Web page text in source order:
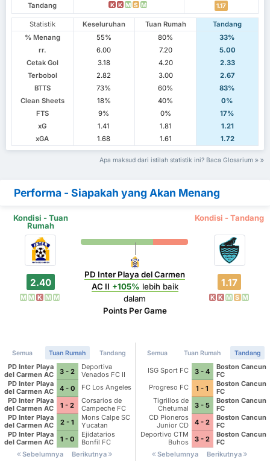
Tandang K K M S M 1.17
Statistik Keseluruhan Tuan Rumah
Tandang
% Menang
55% 80%
33%
rr.
6.00 7.20
5.00
Cetak Gol
3.18 4.20
2.33
Terbobol
2.82 3.00
2.67
BTTS
73% 60%
83%
Clean Sheets
18% 40%
0%
FTS
9% 0%
17%
xG
1.41 1.81
1.21
xGA
1.68 1.61 1.72
Apa maksud dari istilah statistik ini? Baca Glosarium
Performa - Siapakah yang Akan Menang
Kondisi - Tuan
Rumah
Kondisi - Tandang
2.40
M M K M M
PD Inter Playa del Carmen
AC II +105% lebih baik
dalam
Points Per Game
1.17
K K M S M
Semua Tuan Rumah Tandang
PD Inter Playa
del Carmen AC
II
3 - 2
Deportiva
Venados FC II
PD Inter Playa
del Carmen AC
II
4 - 0
FC Los Angeles
PD Inter Playa
del Carmen AC
II
1 - 2
Corsarios de
Campeche FC
PD Inter Playa
del Carmen AC
II
2 - 1
Mons Calpe SC
Yucatan
PD Inter Playa
del Carmen AC
1 - 0
Ejidatarios
Bonfil FC
Sebelumnya
Berikutnya
Semua Tuan Rumah Tandang
ISG Sport FC 3 - 4
Boston Cancun
FC
Progreso FC
1 - 1
Boston Cancun
FC
Tigrillos de
Chetumal
3 - 5
Boston Cancun
FC
CD Pioneros
Junior CD
Pioneros de
Cancun II
4 - 2
Boston Cancun
FC
Deportivo CTM
Buhos
3 - 2
Boston Cancun
FC
Sebelumnya
Berikutnya